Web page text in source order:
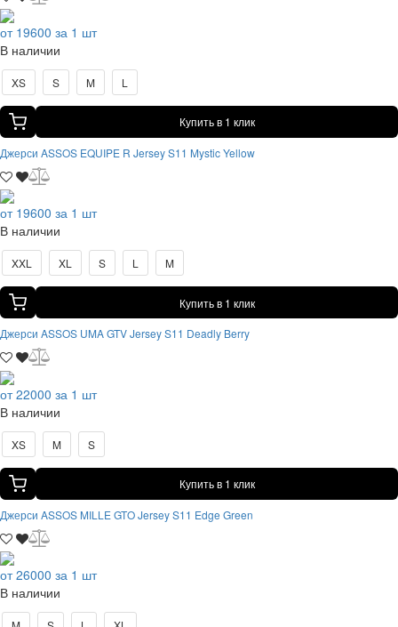
от 19600 за 1 шт
В наличии
XS S M L
Купить в 1 клик
Джерси ASSOS EQUIPE R Jersey S11 Mystic Yellow
от 19600 за 1 шт
В наличии
XXL XL S L M
Купить в 1 клик
Джерси ASSOS UMA GTV Jersey S11 Deadly Berry
от 22000 за 1 шт
В наличии
XS M S
Купить в 1 клик
Джерси ASSOS MILLE GTO Jersey S11 Edge Green
от 26000 за 1 шт
В наличии